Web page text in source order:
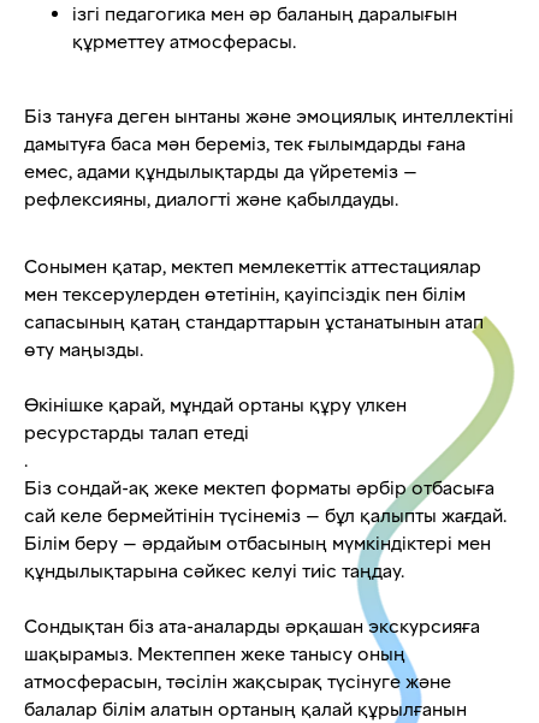
ізгі педагогика мен әр баланың даралығын
құрметтеу атмосферасы.
Біз тануға деген ынтаны және эмоциялық интеллектіні
дамытуға баса мән береміз, тек ғылымдарды ғана
емес, адами құндылықтарды да үйретеміз —
рефлексияны, диалогті және қабылдауды.
Сонымен қатар, мектеп мемлекеттік аттестациялар
мен тексерулерден өтетінін, қауіпсіздік пен білім
сапасының қатаң стандарттарын ұстанатынын атап
өту маңызды.
Өкінішке қарай, мұндай ортаны құру үлкен
ресурстарды талап етеді
.
Біз сондай-ақ жеке мектеп форматы әрбір отбасыға
сай келе бермейтінін түсінеміз — бұл қалыпты жағдай.
Білім беру — әрдайым отбасының мүмкіндіктері мен
құндылықтарына сәйкес келуі тиіс таңдау.
Сондықтан біз ата-аналарды әрқашан экскурсияға
шақырамыз. Мектеппен жеке танысу оның
атмосферасын, тәсілін жақсырақ түсінуге және
балалар білім алатын ортаның қалай құрылғанын